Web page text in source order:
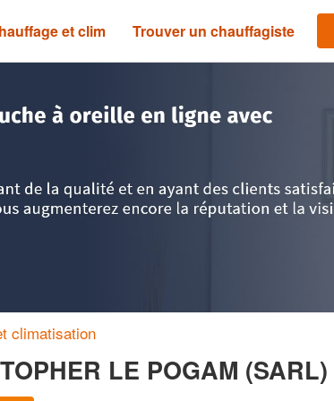
et clim Trouver un chauffagiste
climatisation
LE POGAM (SARL)